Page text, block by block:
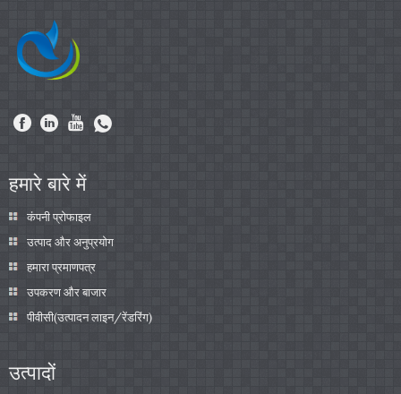
हमारे बारे में
कंपनी प्रोफाइल
उत्पाद और अनुप्रयोग
हमारा प्रमाणपत्र
उपकरण और बाजार
पीवीसी(उत्पादन लाइन/रेंडरिंग)
उत्पादों